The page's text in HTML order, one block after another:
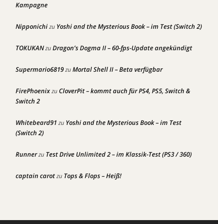
Kampagne
Nipponichizu Yoshi and the Mysterious Book – im Test (Switch 2)
TOKUKANzuDragon’s Dogma II – 60-fps-Update angekündigt
Supermario6819zuMortal Shell II – Beta verfügbar
FirePhoenixzuCloverPit – kommt auch für PS4, PS5, Switch &
Switch 2
Whitebeard91 zu Yoshi and the Mysterious Book – im Test
(Switch 2)
Runnerzu Test Drive Unlimited 2 – im Klassik-Test (PS3 / 360)
captain carotzu Tops & Flops – Heiß!